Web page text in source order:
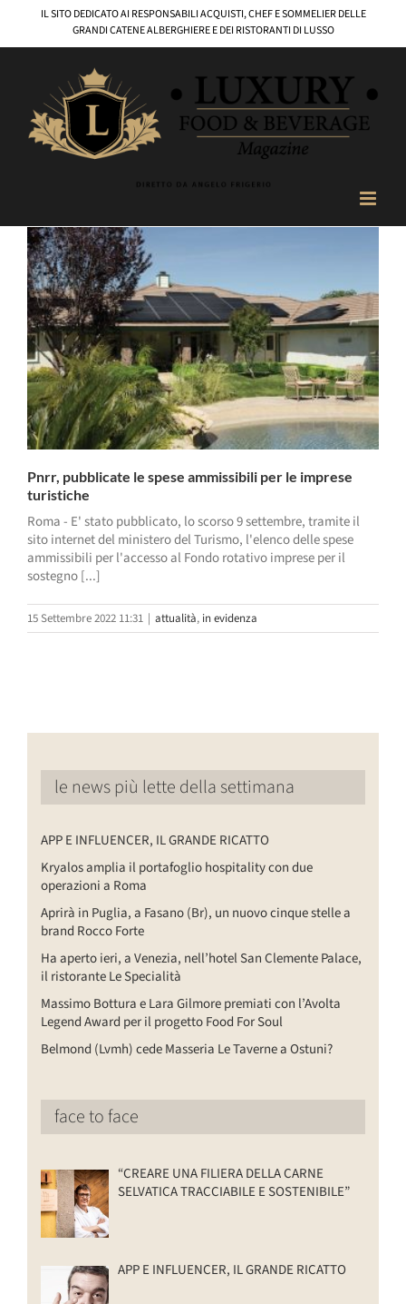
contenuto
IL SITO DEDICATO AI RESPONSABILI ACQUISTI, CHEF E SOMMELIER DELLE
GRANDI CATENE ALBERGHIERE E DEI RISTORANTI DI LUSSO
Pnrr, pubblicate le spese ammissibili per le imprese
turistiche
Roma - E' stato pubblicato, lo scorso 9 settembre, tramite il
sito internet del ministero del Turismo, l'elenco delle spese
ammissibili per l'accesso al Fondo rotativo imprese per il
sostegno [...]
15 Settembre 2022 11:31 | attualità, in evidenza
le news più lette della settimana
APP E INFLUENCER, IL GRANDE RICATTO
Kryalos amplia il portafoglio hospitality con due
operazioni a Roma
Aprirà in Puglia, a Fasano (Br), un nuovo cinque stelle a
brand Rocco Forte
Ha aperto ieri, a Venezia, nell’hotel San Clemente Palace,
il ristorante Le Specialità
Massimo Bottura e Lara Gilmore premiati con l’Avolta
Legend Award per il progetto Food For Soul
Belmond (Lvmh) cede Masseria Le Taverne a Ostuni?
face to face
“CREARE UNA FILIERA DELLA CARNE
SELVATICA TRACCIABILE E SOSTENIBILE”
APP E INFLUENCER, IL GRANDE RICATTO